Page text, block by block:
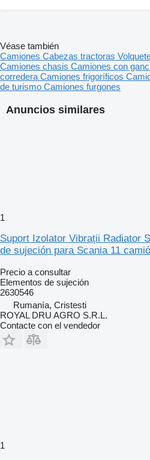
Anuncios similares
1
Suport Izolator Vibrații Radiator
de sujeción para Scania 11
Precio a consultar
Elementos de sujeción
2630546
Rumanía, Cristesti
ROYAL DRU AGRO S.R.L.
Contacte con el vendedor
1
Véase también
Camiones Cabezas tractoras
Camiones chasis Camiones con
corredera Camiones frigoríficos
de turismo Camiones furgones